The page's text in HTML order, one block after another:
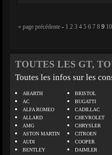
« page précédente - 1 2 3 4 5 6 7 8 9 10
TOUTES LES GT,
Toutes les infos sur les
ABARTH
AC
ALFA ROMEO
ALLARD
AMG
ASTON MARTIN
AUDI
BENTLEY
BRISTOL
BUGATTI
CADILLAC
CHEVROLET
CHRYSLER
CITROEN
COOPER
DAIMLER